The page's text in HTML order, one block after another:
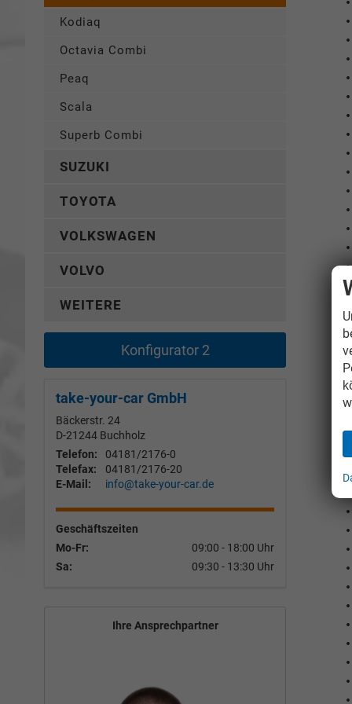
Kodiaq
Octavia Combi
Peaq
Scala
Superb Combi
SUZUKI
TOYOTA
VOLKSWAGEN
VOLVO
WEITERE
Konfigurator 2
take-your-car GmbH
Bäckerstr. 24
D-21244 Buchholz
Telefon:
04181/2176-0
Telefax:
04181/2176-20
E-Mail:
info@take-your-car.de
Geschäftszeiten
Mo-Fr:
09:00 - 18:00 Uhr
Sa:
09:30 - 13:30 Uhr
Ihre Ansprechpartner